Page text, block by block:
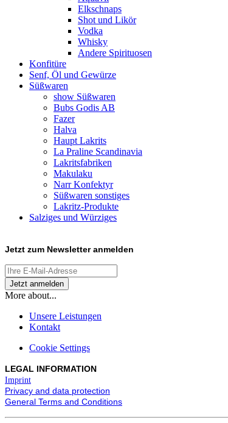
Elkschnaps
Shot und Likör
Vodka
Whisky
Andere Spirituosen
Konfitüre
Senf, Öl und Gewürze
Süßwaren
show Süßwaren
Bubs Godis AB
Fazer
Halva
Haupt Lakrits
La Praline Scandinavia
Lakritsfabriken
Makulaku
Narr Konfektyr
Süßwaren sonstiges
Lakritz-Produkte
Salziges und Würziges
Jetzt zum Newsletter anmelden
More about...
Unsere Leistungen
Kontakt
Cookie Settings
LEGAL INFORMATION
Imprint
Privacy and data protection
General Terms and Conditions